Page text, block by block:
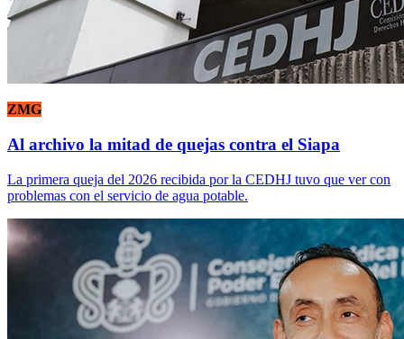
ZMG
Al archivo la mitad de quejas contra el Siapa
La primera queja del 2026 recibida por la CEDHJ tuvo que ver con
problemas con el servicio de agua potable.